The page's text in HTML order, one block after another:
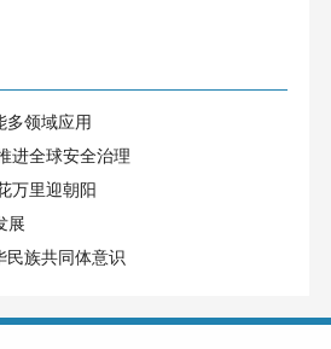
多领域应用
进全球安全治理
万里迎朝阳
展
民族共同体意识